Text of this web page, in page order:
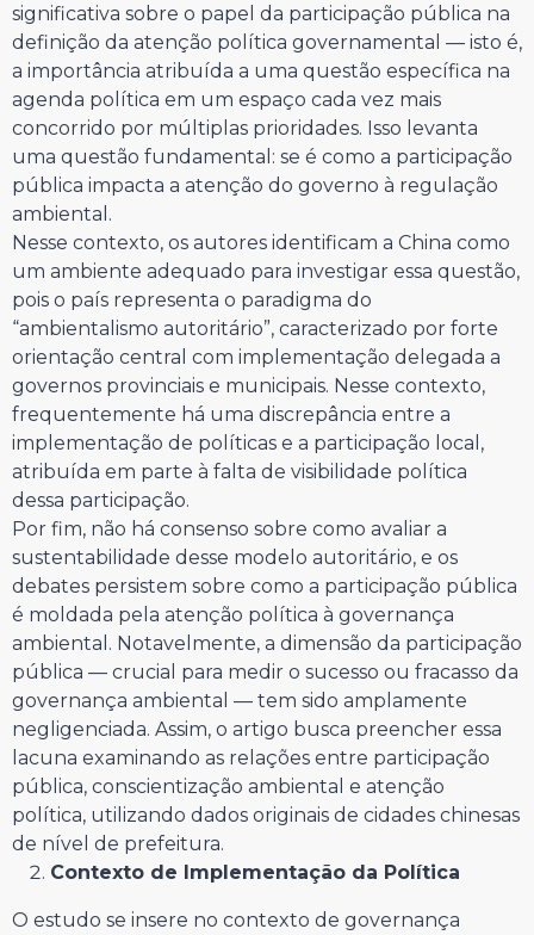
significativa sobre o papel da participação pública na
definição da atenção política governamental — isto é,
a importância atribuída a uma questão específica na
agenda política em um espaço cada vez mais
concorrido por múltiplas prioridades. Isso levanta
uma questão fundamental: se é como a participação
pública impacta a atenção do governo à regulação
ambiental.
Nesse contexto, os autores identificam a China como
um ambiente adequado para investigar essa questão,
pois o país representa o paradigma do
“ambientalismo autoritário”, caracterizado por forte
orientação central com implementação delegada a
governos provinciais e municipais. Nesse contexto,
frequentemente há uma discrepância entre a
implementação de políticas e a participação local,
atribuída em parte à falta de visibilidade política
dessa participação.
Por fim, não há consenso sobre como avaliar a
sustentabilidade desse modelo autoritário, e os
debates persistem sobre como a participação pública
é moldada pela atenção política à governança
ambiental. Notavelmente, a dimensão da participação
pública — crucial para medir o sucesso ou fracasso da
governança ambiental — tem sido amplamente
negligenciada. Assim, o artigo busca preencher essa
lacuna examinando as relações entre participação
pública, conscientização ambiental e atenção
política, utilizando dados originais de cidades chinesas
de nível de prefeitura.
Contexto de Implementação da Política
O estudo se insere no contexto de governança